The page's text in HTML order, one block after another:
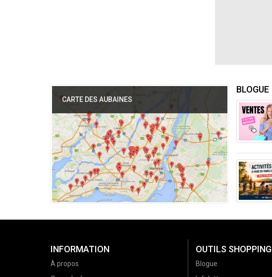
CARTE DES AUBAINES
BLOGUE
INFORMATION
À propos
OUTILS SHOPPING
Blogue